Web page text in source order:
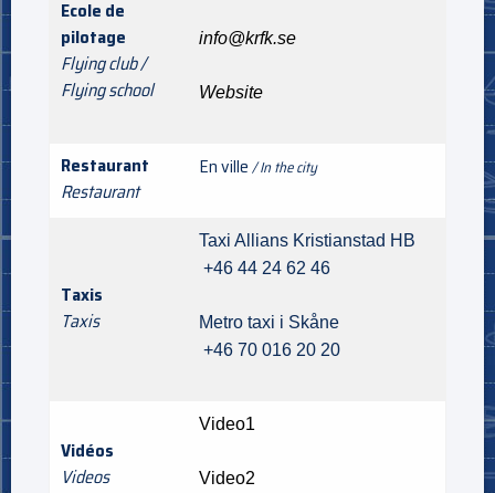
Ecole de
pilotage
Flying club /
Flying school
info@krfk.se
Website
Restaurant
Restaurant
En ville/ In the city
Taxis
Taxis
Taxi Allians Kristianstad HB
+46 44 24 62 46
Metro taxi i Skåne
+46 70 016 20 20
Vidéos
Videos
Video1
Video2